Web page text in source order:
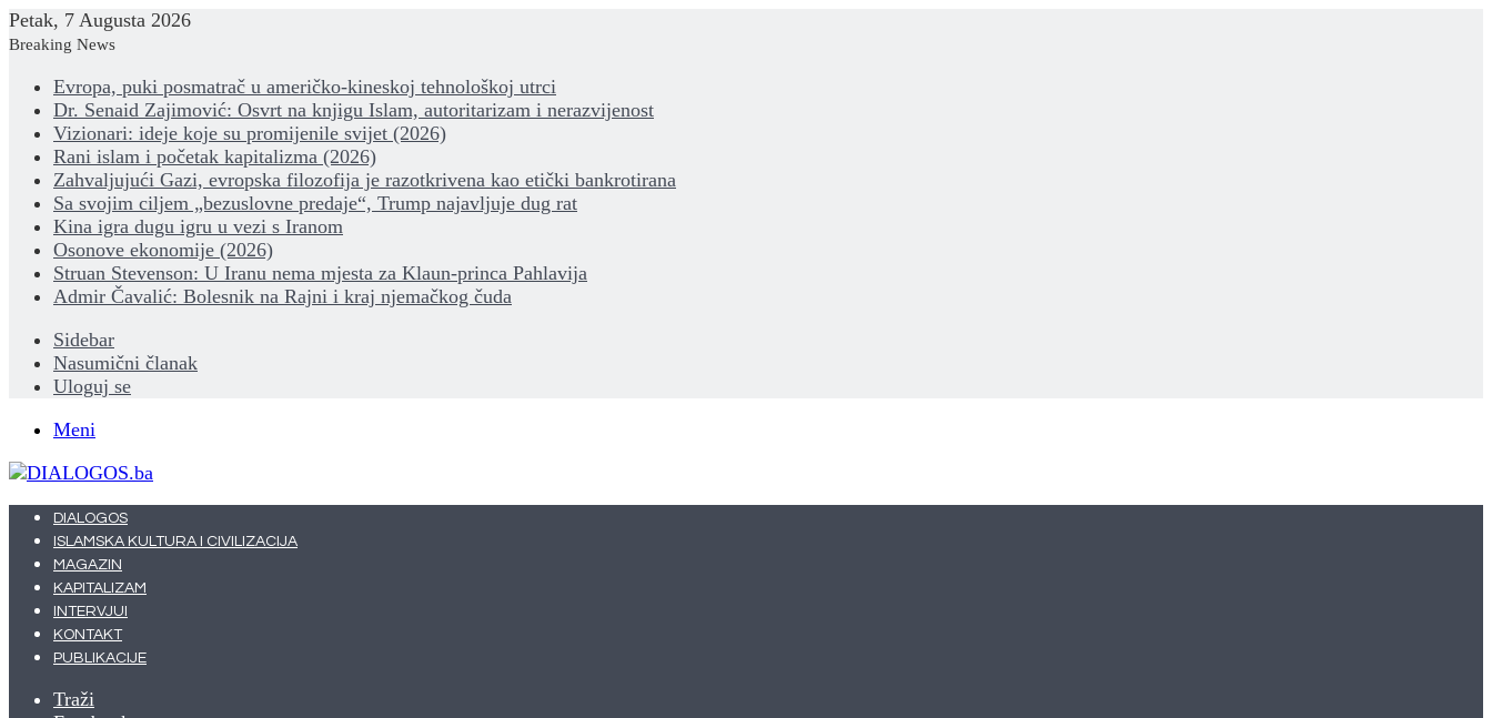
Petak, 7 Augusta 2026
Breaking News
Evropa, puki posmatrač u američko-kineskoj tehnološkoj utrci
Dr. Senaid Zajimović: Osvrt na knjigu Islam, autoritarizam i nerazvijenost
Vizionari: ideje koje su promijenile svijet (2026)
Rani islam i početak kapitalizma (2026)
Zahvaljujući Gazi, evropska filozofija je razotkrivena kao etički bankrotirana
Sa svojim ciljem „bezuslovne predaje“, Trump najavljuje dug rat
Kina igra dugu igru u vezi s Iranom
Osonove ekonomije (2026)
Struan Stevenson: U Iranu nema mjesta za Klaun-princa Pahlavija
Admir Čavalić: Bolesnik na Rajni i kraj njemačkog čuda
Sidebar
Nasumični članak
Uloguj se
Meni
DIALOGOS
ISLAMSKA KULTURA I CIVILIZACIJA
MAGAZIN
KAPITALIZAM
INTERVJUI
KONTAKT
PUBLIKACIJE
Traži